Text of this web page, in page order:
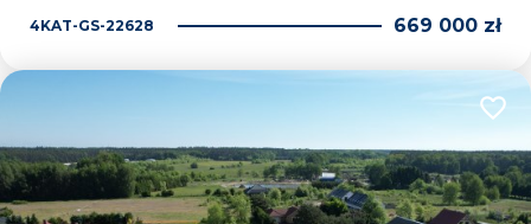
4KAT-GS-22628 669 000 zł